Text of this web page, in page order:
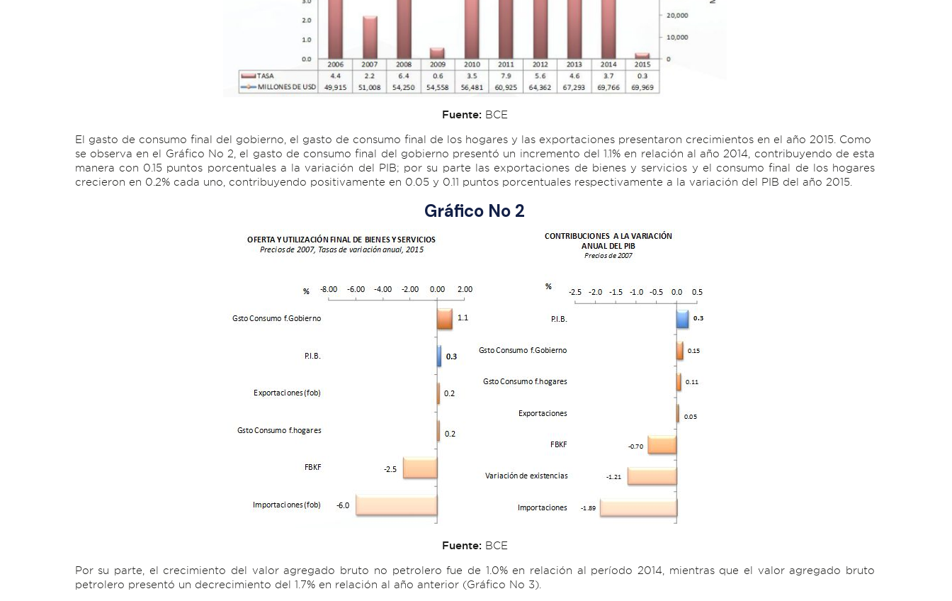
Fuente: BCE
El gasto de consumo final del gobierno, el gasto de consumo final de los hogares y las exportaciones presentaron crecimientos en el año 2015. Como
se observa en el Gráfico No 2, el gasto de consumo final del gobierno presentó un incremento del 1.1% en relación al año 2014, contribuyendo de esta
manera con 0.15 puntos porcentuales a la variación del PIB; por su parte las exportaciones de bienes y servicios y el consumo final de los hogares
crecieron en 0.2% cada uno, contribuyendo positivamente en 0.05 y 0.11 puntos porcentuales respectivamente a la variación del PIB del año 2015.
Gráfico No 2
Fuente: BCE
Por su parte, el crecimiento del valor agregado bruto no petrolero fue de 1.0% en relación al período 2014, mientras que el valor agregado bruto
petrolero presentó un decrecimiento del 1.7% en relación al año anterior (Gráfico No 3).